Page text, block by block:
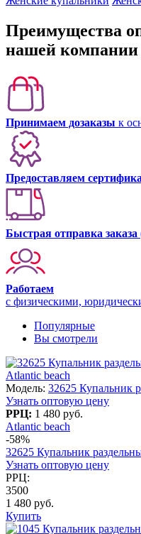
Преимущества
нашей компании
Принимаем дозаказы к
Предоставляем
Быстрая отправка заказа
Работаем
с физическими,
Популярные
Вы смотрели
Atlantic beach
Модель: 32625 Купальник
Узнать оптовую цену
РРЦ: 1 480 руб.
Atlantic beach
-58%
32625 Купальник
Узнать оптовую цену
РРЦ:
3500
1 480 руб.
Купить